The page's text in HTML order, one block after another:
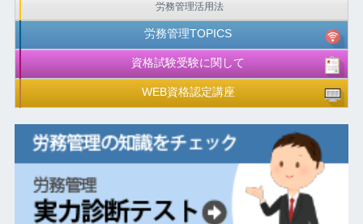
労務管理活用法
労務管理TOPICS
資格試験受験に関して
WEB資格認定講座